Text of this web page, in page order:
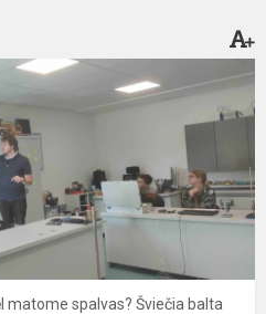
matome spalvas? Šviečia balta